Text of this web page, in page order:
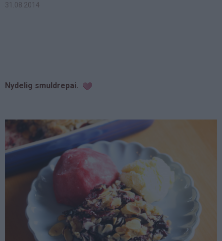
31.08.2014
Nydelig smuldrepai.